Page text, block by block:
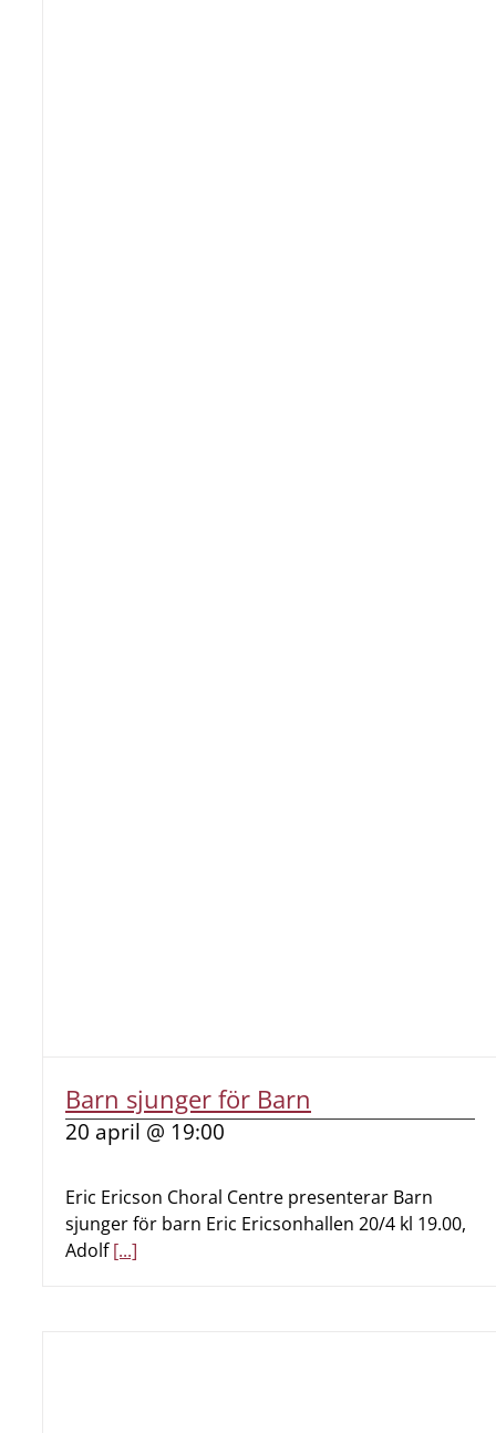
Barn sjunger för Barn
20 april @ 19:00
Eric Ericson Choral Centre presenterar Barn
sjunger för barn Eric Ericsonhallen 20/4 kl 19.00,
Adolf[...]